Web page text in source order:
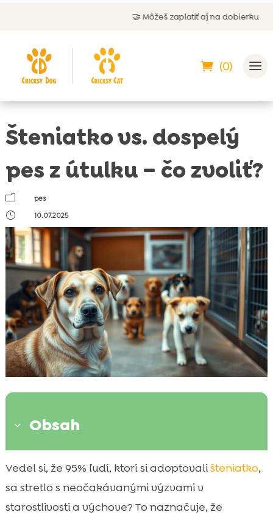
🤝 Môžeš zaplatiť aj na dobierku
(0)
Šteniatko vs. dospelý
pes z útulku – čo zvoliť?
m
pes
}
10.07.2025
3 Obsah
 Úvod do adopcie domácich miláčikov
 Šteniatko z útulku – čo očakávať
 Dospelý pes z útulku – výhody a nevýhody
Vedel si, že 95% ľudí, ktorí si adoptovališteniatko,
sa stretlo s neočakávanými výzvami v
starostlivosti a výchove? To naznačuje, že